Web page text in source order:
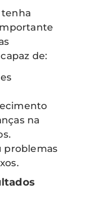
tenha
de:
na
problemas